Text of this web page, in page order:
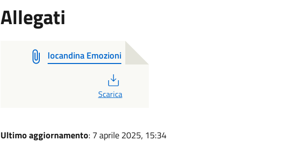
Allegati
locandina Emozioni
Scarica
Ultimo aggiornamento: 7 aprile 2025, 15:34